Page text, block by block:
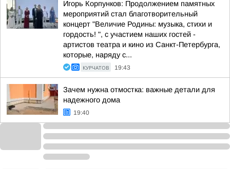
Игорь Корпунков: Продолжением памятных
мероприятий стал благотворительный
концерт "Величие Родины: музыка, стихи и
гордость! ", с участием наших гостей -
артистов театра и кино из Санкт-Петербурга,
которые, наряду с...
КУРЧАТОВ 19:43
Зачем нужна отмостка: важные детали для
надежного дома
19:40